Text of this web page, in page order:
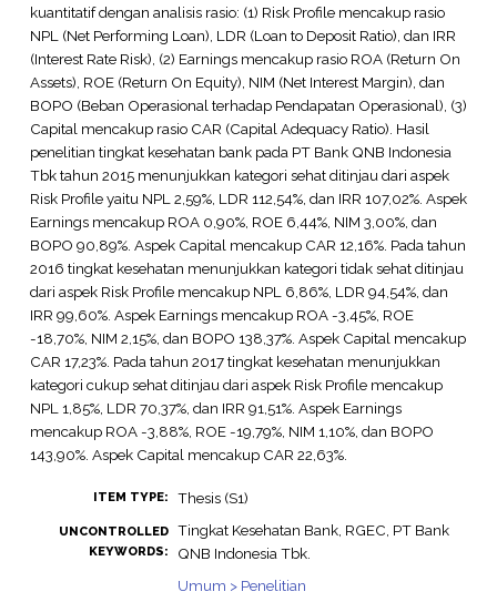
kuantitatif dengan analisis rasio: (1) Risk Profile mencakup rasio
NPL (Net Performing Loan), LDR (Loan to Deposit Ratio), dan IRR
(Interest Rate Risk), (2) Earnings mencakup rasio ROA (Return On
Assets), ROE (Return On Equity), NIM (Net Interest Margin), dan
BOPO (Beban Operasional terhadap Pendapatan Operasional), (3)
Capital mencakup rasio CAR (Capital Adequacy Ratio). Hasil
penelitian tingkat kesehatan bank pada PT Bank QNB Indonesia
Tbk tahun 2015 menunjukkan kategori sehat ditinjau dari aspek
Risk Profile yaitu NPL 2,59%, LDR 112,54%, dan IRR 107,02%. Aspek
Earnings mencakup ROA 0,90%, ROE 6,44%, NIM 3,00%, dan
BOPO 90,89%. Aspek Capital mencakup CAR 12,16%. Pada tahun
2016 tingkat kesehatan menunjukkan kategori tidak sehat ditinjau
dari aspek Risk Profile mencakup NPL 6,86%, LDR 94,54%, dan
IRR 99,60%. Aspek Earnings mencakup ROA -3,45%, ROE
-18,70%, NIM 2,15%, dan BOPO 138,37%. Aspek Capital mencakup
CAR 17,23%. Pada tahun 2017 tingkat kesehatan menunjukkan
kategori cukup sehat ditinjau dari aspek Risk Profile mencakup
NPL 1,85%, LDR 70,37%, dan IRR 91,51%. Aspek Earnings
mencakup ROA -3,88%, ROE -19,79%, NIM 1,10%, dan BOPO
143,90%. Aspek Capital mencakup CAR 22,63%.
ITEM TYPE: Thesis (S1)
UNCONTROLLED
KEYWORDS:
Tingkat Kesehatan Bank, RGEC, PT Bank
QNB Indonesia Tbk.
Umum > Penelitian